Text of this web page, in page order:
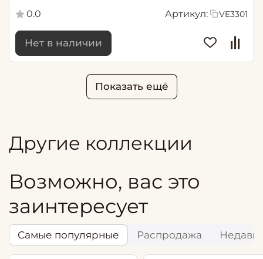
0.0
Артикул: VE3301
Нет в наличии
Показать ещё
Другие коллекции
Возможно, вас это
заинтересует
Самые популярные Распродажа